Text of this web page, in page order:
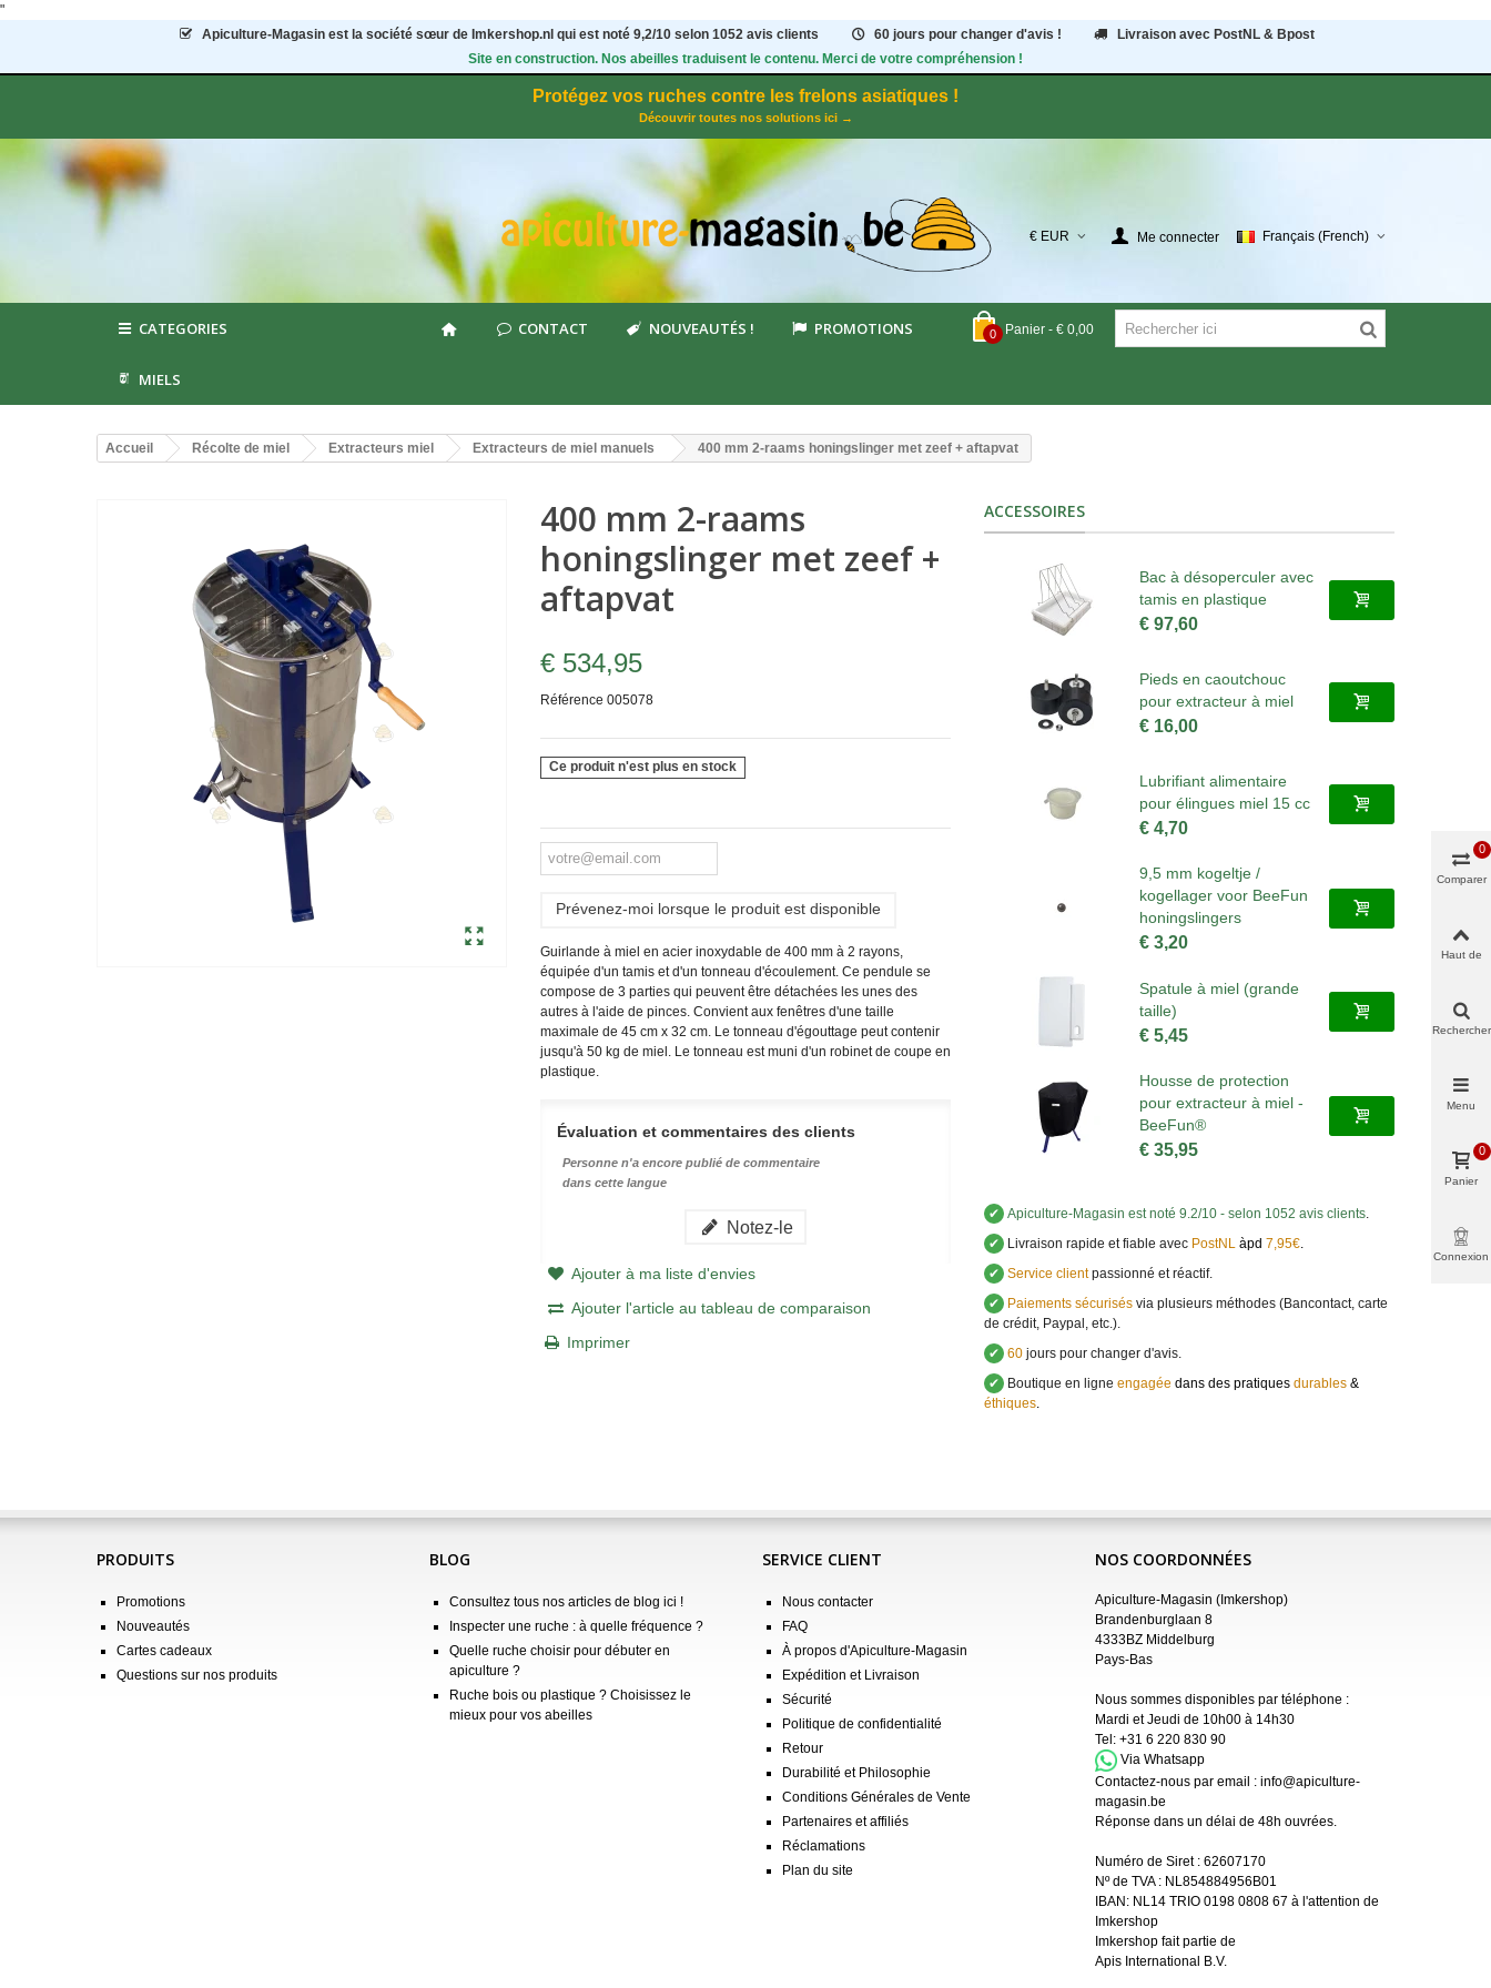
"
Apiculture-Magasin est la société sœur de Imkershop.nl qui est noté 9,2/10 selon 1052avis clients 60 jours pour changer d'avis !
Livraison avec PostNL & Bpost
Site en construction. Nos abeilles traduisent le contenu. Merci de votre compréhension !
Protégez vos ruches contre les frelons asiatiques !
Découvrir toutes nos solutions ici →
€ EUR Me connecter Français (French)
0 Panier - € 0,00
CATEGORIES CONTACT NOUVEAUTÉS ! PROMOTIONS
MIELS
Accueil Récolte de miel Extracteurs miel Extracteurs de miel manuels 400 mm 2-raams honingslinger met zeef + aftapvat
400 mm 2-raams
honingslinger met zeef +
aftapvat
€ 534,95
Référence 005078
Ce produit n'est plus en stock
Prévenez-moi lorsque le produit est disponible
Guirlande à miel en acier inoxydable de 400 mm à 2 rayons,
équipée d'un tamis et d'un tonneau d'écoulement. Ce pendule se
compose de 3 parties qui peuvent être détachées les unes des
autres à l'aide de pinces. Convient aux fenêtres d'une taille
maximale de 45 cm x 32 cm. Le tonneau d'égouttage peut contenir
jusqu'à 50 kg de miel. Le tonneau est muni d'un robinet de coupe en
plastique.
Évaluation et commentaires des clients
Personne n'a encore publié de commentaire
dans cette langue
Notez-le
Ajouter à ma liste d'envies
Ajouter l'article au tableau de comparaison
Imprimer
ACCESSOIRES
Bac à désoperculer avec
tamis en plastique
€ 97,60
Pieds en caoutchouc
pour extracteur à miel
€ 16,00
Lubrifiant alimentaire
pour élingues miel 15 cc
€ 4,70
9,5 mm kogeltje /
kogellager voor BeeFun
honingslingers
€ 3,20
Spatule à miel (grande
taille)
€ 5,45
Housse de protection
pour extracteur à miel -
BeeFun®
€ 35,95
✔ Apiculture-Magasin est noté 9.2/10 - selon 1052 avis clients.
✔ Livraison rapide et fiable avecPostNL àpd 7,95€.
✔ Service clientpassionné et réactif.
✔ Paiements sécurisésvia plusieurs méthodes (Bancontact, carte
de crédit, Paypal, etc.).
✔ 60jours pour changer d'avis.
✔ Boutique en ligne engagée dans des pratiques durables&
éthiques.
PRODUITS
Promotions
Nouveautés
Cartes cadeaux
Questions sur nos produits
BLOG
Consultez tous nos articles de blog ici !
Inspecter une ruche : à quelle fréquence ?
Quelle ruche choisir pour débuter en
apiculture ?
Ruche bois ou plastique ? Choisissez le
mieux pour vos abeilles
SERVICE CLIENT
Nous contacter
FAQ
À propos d'Apiculture-Magasin
Expédition et Livraison
Sécurité
Politique de confidentialité
Retour
Durabilité et Philosophie
Conditions Générales de Vente
Partenaires et affiliés
Réclamations
Plan du site
NOS COORDONNÉES
Apiculture-Magasin (Imkershop)
Brandenburglaan 8
4333BZ Middelburg
Pays-Bas
Nous sommes disponibles par téléphone :
Mardi et Jeudi de 10h00 à 14h30
Tel: +31 6 220 830 90
Via Whatsapp
Contactez-nous par email : info@apiculture-
magasin.be
Réponse dans un délai de 48h ouvrées.
Numéro de Siret : 62607170
Nº de TVA : NL854884956B01
IBAN: NL14 TRIO 0198 0808 67 à l'attention de
Imkershop
Imkershop fait partie de
Apis International B.V.
Comparer
0
Haut de
Rechercher
Menu
Panier
0
Connexion